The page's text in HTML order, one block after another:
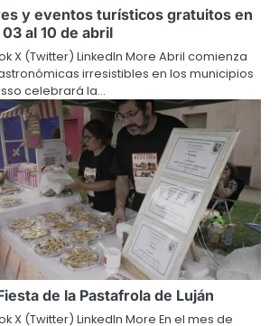
y eventos turísticos gratuitos en
al 10 de abril
X (Twitter) LinkedIn More Abril comienza
irresistibles en los municipios
celebrará la…
de la Pastafrola de Luján
X (Twitter) LinkedIn More En el mes de